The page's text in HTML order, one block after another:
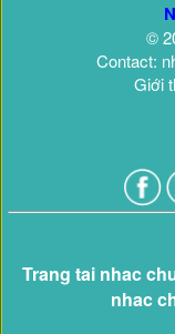
©
Contact:
Giới
Trang tai nhac
nhac